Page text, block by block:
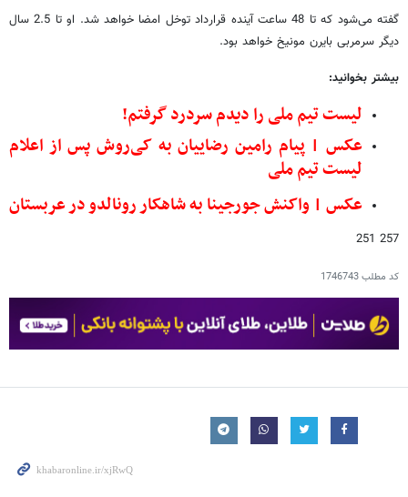
گفته می‌شود که تا 48 ساعت آینده قرارداد توخل امضا خواهد شد. او تا 2.5 سال
دیگر سرمربی بایرن مونیخ خواهد بود.
بیشتر بخوانید:
لیست تیم ملی را دیدم سردرد گرفتم!
عکس | پیام رامین رضاییان به کی‌روش پس از اعلام
لیست تیم ملی
عکس | واکنش جورجینا به شاهکار رونالدو در عربستان
257 251
کد مطلب1746743